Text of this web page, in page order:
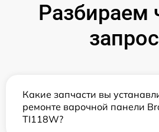
Разбираем
Какие запчасти вы
ремонте варочной панели
TI118W?